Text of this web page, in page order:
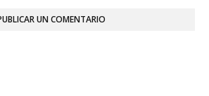
UN COMENTARIO